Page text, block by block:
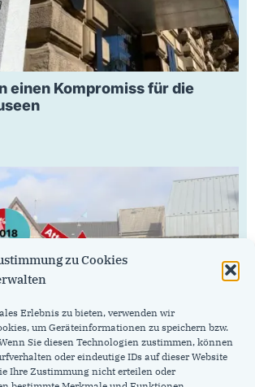
zu Cookies
Erlebnis zu bieten, verwenden wir
um Geräteinformationen zu speichern bzw.
Sie diesen Technologien zustimmen, können
oder eindeutige IDs auf dieser Website
Ihre Zustimmung nicht erteilen oder
einen Kompromiss für die
Handlungsbedarf: Aachen
gewinnen